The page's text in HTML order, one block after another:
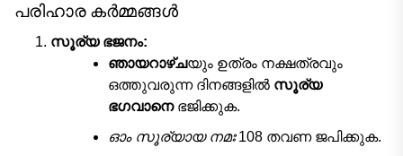
പരിഹാര കർമ്മങ്ങൾ
സൂര്യ ഭജനം:
ഞായറാഴ്ചയും ഉത്രം നക്ഷത്രവും
ഒത്തുവരുന്ന ദിനങ്ങളിൽ സൂര്യ
ഭഗവാനെഭജിക്കുക.
ഓം സൂര്യായ നമഃ108 തവണ ജപിക്കുക.